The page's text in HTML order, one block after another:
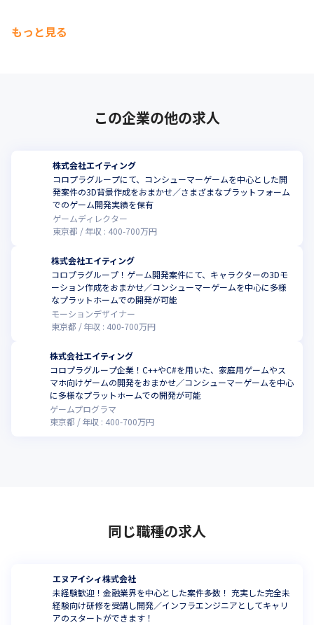
もっと見る
この企業の他の求人
株式会社エイティング
コロプラグループにて、コンシューマーゲームを中心とした開
発案件の3D背景作成をおまかせ／さまざまなプラットフォーム
でのゲーム開発実績を保有
ゲームディレクター
東京都
年収 : 400-700万円
株式会社エイティング
コロプラグループ！ゲーム開発案件にて、キャラクターの3Dモ
ーション作成をおまかせ／コンシューマーゲームを中心に多様
なプラットホームでの開発が可能
モーションデザイナー
東京都
年収 : 400-700万円
株式会社エイティング
コロプラグループ企業！C++やC#を用いた、家庭用ゲームやス
マホ向けゲームの開発をおまかせ／コンシューマーゲームを中心
に多様なプラットホームでの開発が可能
ゲームプログラマ
東京都
年収 : 400-700万円
同じ職種の求人
エヌアイシィ株式会社
未経験歓迎！金融業界を中心とした案件多数！ 充実した完全未
経験向け研修を受講し開発／インフラエンジニアとしてキャリ
アのスタートができます！